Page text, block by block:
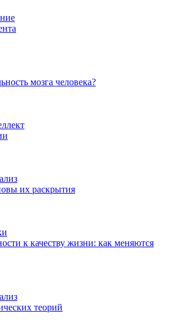
мозга человека?
их раскрытия
к качеству жизни: как меняются
теорий